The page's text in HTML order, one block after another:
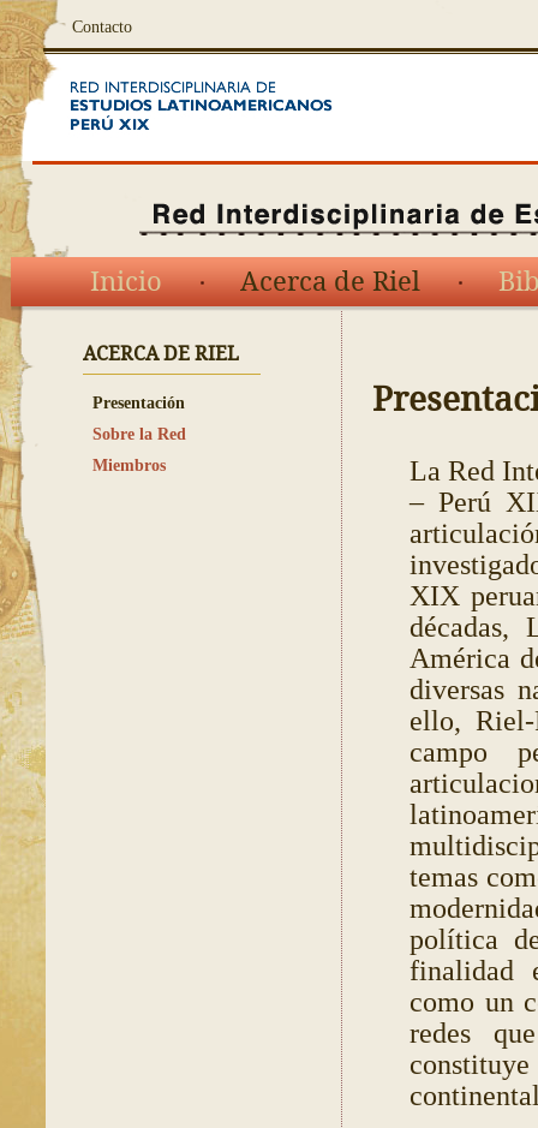
Contacto
Inicio Acerca de Riel
La Red
– Perú
XIX
décadas,
América
diversas
ello,
campo
temas
política
finalidad
como un
redes
ACERCA DE RIEL
Presentación
Sobre la Red
Miembros